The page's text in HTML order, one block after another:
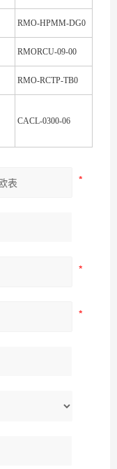
RMO-HPMM-DG0
RMORCU-09-00
RMO-RCTP-TB0
CACL-0300-06